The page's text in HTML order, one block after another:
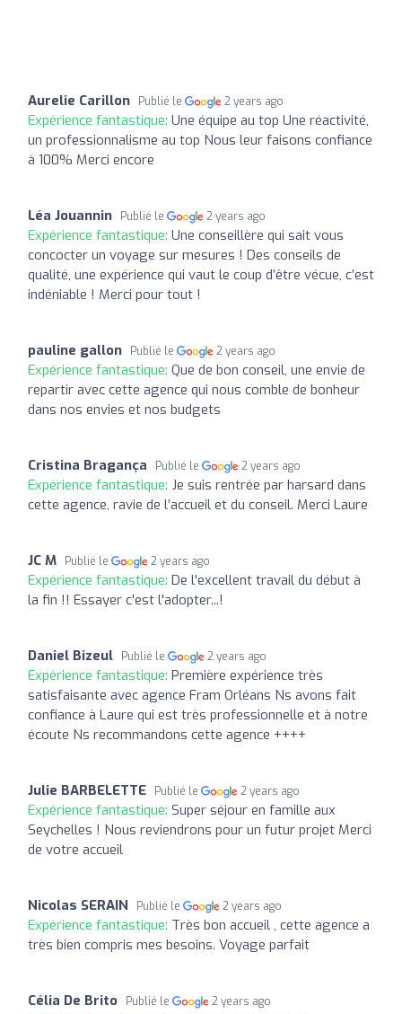
Aurelie Carillon Publié le 2 years ago
Expérience fantastique: Une équipe au top Une réactivité,
un professionnalisme au top Nous leur faisons confiance
à 100% Merci encore
Léa Jouannin Publié le 2 years ago
Expérience fantastique: Une conseillère qui sait vous
concocter un voyage sur mesures ! Des conseils de
qualité, une expérience qui vaut le coup d’être vécue, c’est
indéniable ! Merci pour tout !
pauline gallon Publié le 2 years ago
Expérience fantastique: Que de bon conseil, une envie de
repartir avec cette agence qui nous comble de bonheur
dans nos envies et nos budgets
Cristina Bragança Publié le 2 years ago
Expérience fantastique: Je suis rentrée par harsard dans
cette agence, ravie de l’accueil et du conseil. Merci Laure
JC M Publié le 2 years ago
Expérience fantastique: De l'excellent travail du début à
la fin !! Essayer c'est l'adopter...!
Daniel Bizeul Publié le 2 years ago
Expérience fantastique: Première expérience très
satisfaisante avec agence Fram Orléans Ns avons fait
confiance à Laure qui est très professionnelle et à notre
écoute Ns recommandons cette agence ++++
Julie BARBELETTE Publié le 2 years ago
Expérience fantastique: Super séjour en famille aux
Seychelles ! Nous reviendrons pour un futur projet Merci
de votre accueil
Nicolas SERAIN Publié le 2 years ago
Expérience fantastique: Très bon accueil , cette agence a
très bien compris mes besoins. Voyage parfait
Célia De Brito Publié le 2 years ago